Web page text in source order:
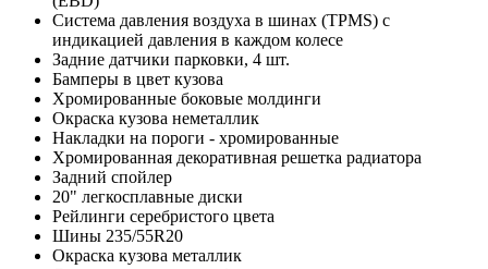
Система давления воздуха в шинах (TPMS) с
индикацией давления в каждом колесе
Задние датчики парковки, 4 шт.
Бамперы в цвет кузова
Хромированные боковые молдинги
Окраска кузова неметаллик
Накладки на пороги - хромированные
Хромированная декоративная решетка радиатора
Задний спойлер
20" легкосплавные диски
Рейлинги серебристого цвета
Шины 235/55R20
Окраска кузова металлик